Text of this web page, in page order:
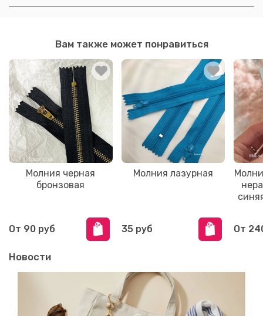
Вам также может понравиться
Молния черная
бронзовая
От 90 руб
Молния лазурная
35 руб От
Новости